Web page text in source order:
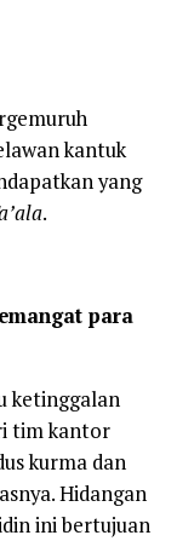
kantuk
yang
.
para
ketinggalan
tim kantor
kurma dan
Hidangan
ini bertujuan